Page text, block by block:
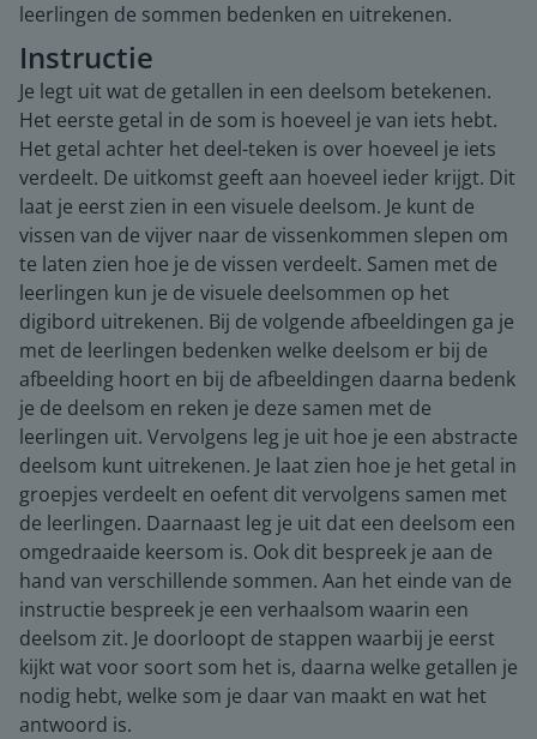
leerlingen de sommen bedenken en uitrekenen.
Instructie
Je legt uit wat de getallen in een deelsom betekenen.
Het eerste getal in de som is hoeveel je van iets hebt.
Het getal achter het deel-teken is over hoeveel je iets
verdeelt. De uitkomst geeft aan hoeveel ieder krijgt. Dit
laat je eerst zien in een visuele deelsom. Je kunt de
vissen van de vijver naar de vissenkommen slepen om
te laten zien hoe je de vissen verdeelt. Samen met de
leerlingen kun je de visuele deelsommen op het
digibord uitrekenen. Bij de volgende afbeeldingen ga je
met de leerlingen bedenken welke deelsom er bij de
afbeelding hoort en bij de afbeeldingen daarna bedenk
je de deelsom en reken je deze samen met de
leerlingen uit. Vervolgens leg je uit hoe je een abstracte
deelsom kunt uitrekenen. Je laat zien hoe je het getal in
groepjes verdeelt en oefent dit vervolgens samen met
de leerlingen. Daarnaast leg je uit dat een deelsom een
omgedraaide keersom is. Ook dit bespreek je aan de
hand van verschillende sommen. Aan het einde van de
instructie bespreek je een verhaalsom waarin een
deelsom zit. Je doorloopt de stappen waarbij je eerst
kijkt wat voor soort som het is, daarna welke getallen je
nodig hebt, welke som je daar van maakt en wat het
antwoord is.